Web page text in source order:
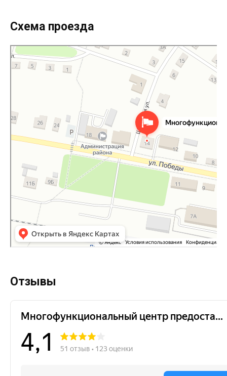
Схема проезда
Многофункциональный центр предоставления государственных и
муниципальных услуг Дубровского района
Отзывы